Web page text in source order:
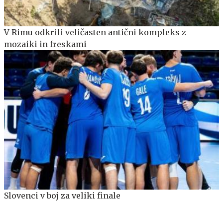
V Rimu odkrili veličasten antični kompleks z
mozaiki in freskami
Slovenci v boj za veliki finale